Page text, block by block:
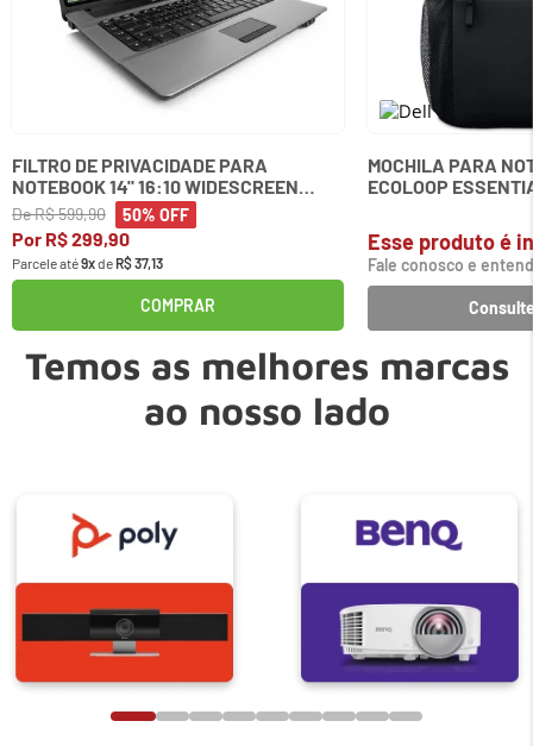
FILTRO DE PRIVACIDADE PARA
NOTEBOOK 14" 16:10 WIDESCREEN
KENSINGTON
DeR$599,90 50% OFF
Por R$299,90
Parcele até9xdeR$37,13
COMPRAR
MOCHILA PARA
ECOLOOP
Esse produto é
Fale conosco e
Temos as melhores marcas
ao nosso lado